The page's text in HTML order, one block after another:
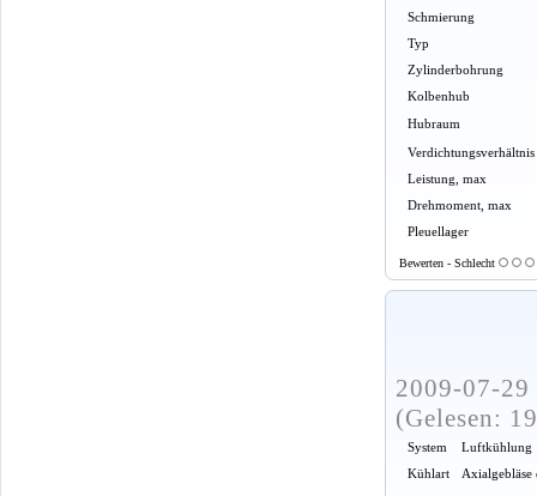
Schmierung
Typ
Zylinderbohrung
Kolbenhub
Hubraum
Verdichtungsverhältnis
Leistung, max
Drehmoment, max
Pleuellager
Bewerten - Schlecht
2009-07-
(Gelesen:
System
Luftkühlung
Kühlart